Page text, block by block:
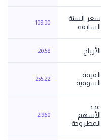
سعر السنة
السابقة
109.00
الأرباح 20.58
القيمة
السوقية
255.22
عدد
الأسهم
المطروحة
2.960